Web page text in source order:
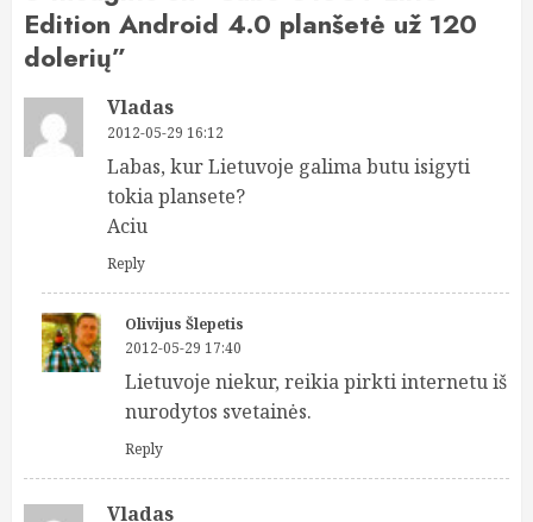
Edition Android 4.0 planšetė už 120
dolerių”
Vladas
2012-05-29 16:12
Labas, kur Lietuvoje galima butu isigyti
tokia plansete?
Aciu
Reply
Olivijus Šlepetis
2012-05-29 17:40
Lietuvoje niekur, reikia pirkti internetu iš
nurodytos svetainės.
Reply
Vladas